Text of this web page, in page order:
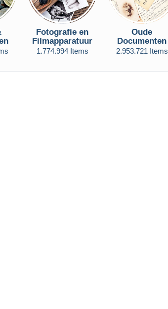
Fotografie en
Filmapparatuur
1.774.994 Items
Oude
Documenten
2.953.721 Items